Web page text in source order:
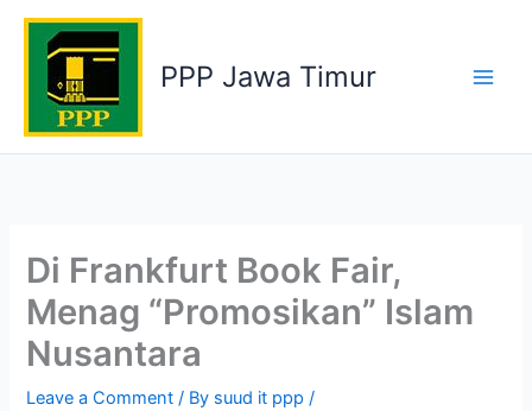
Skip
content
PPP Jawa Timur
Di Frankfurt Book Fair,
Menag “Promosikan” Islam
Nusantara
Leave a Comment / By suud it ppp/